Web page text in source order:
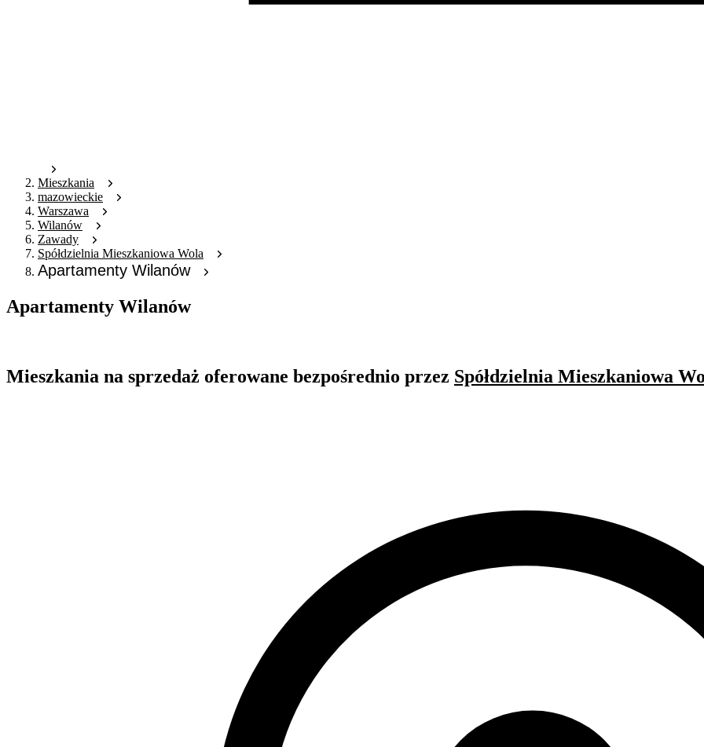
Mieszkania
mazowieckie
Warszawa
Wilanów
Zawady
Spółdzielnia Mieszkaniowa Wola
Apartamenty Wilanów
Apartamenty Wilanów
Mieszkania na sprzedaż oferowane bezpośrednio przez Spółdzielnia Mieszkaniowa